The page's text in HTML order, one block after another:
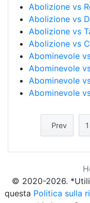
Abolizione vs
Abolizione vs
Abolizione vs
Abolizione vs
Abominevole
Abominevole
Abominevole
Abominevole
Prev 1
© 2020-2026.
questa Politica sulla